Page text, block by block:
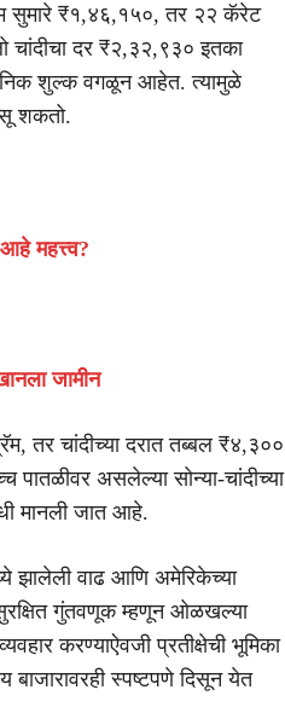
सुमारे ₹१,४६,१५०, तर २२ कॅरेट
चांदीचा दर ₹२,३२,९३० इतका
शुल्क वगळून आहेत. त्यामुळे
शकतो.
महत्त्व?
जामीन
तर चांदीच्या दरात तब्बल ₹४,३००
पातळीवर असलेल्या सोन्या-चांदीच्या
मानली जात आहे.
झालेली वाढ आणि अमेरिकेच्या
सुरक्षित गुंतवणूक म्हणून ओळखल्या
करण्याऐवजी प्रतीक्षेची भूमिका
बाजारावरही स्पष्टपणे दिसून येत